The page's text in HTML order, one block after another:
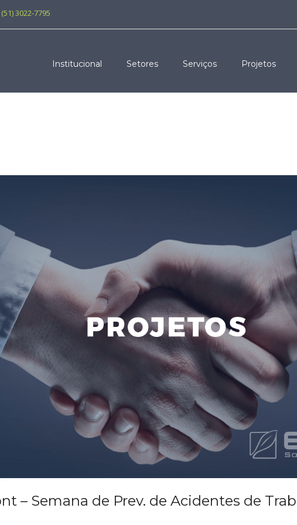
(51) 3022-7795
Institucional Setores Serviços Projetos
– Semana de Prev. de Acidentes de